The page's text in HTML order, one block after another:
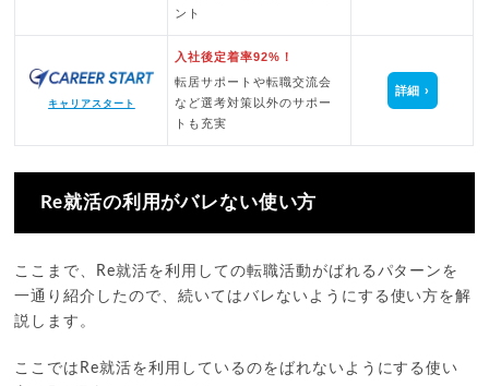
ント
キャリアスタート
入社後定着率92%！
転居サポートや転職交流会
など選考対策以外のサポー
トも充実
詳細
Re就活の利用がバレない使い方
ここまで、Re就活を利用しての転職活動がばれるパターンを
一通り紹介したので、続いてはバレないようにする使い方を解
説します。
ここではRe就活を利用しているのをばれないようにする使い